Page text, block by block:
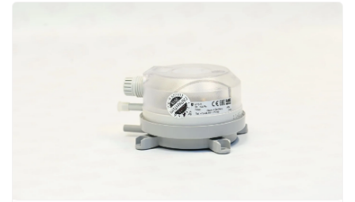
Продолжить покупки Оформить заказ